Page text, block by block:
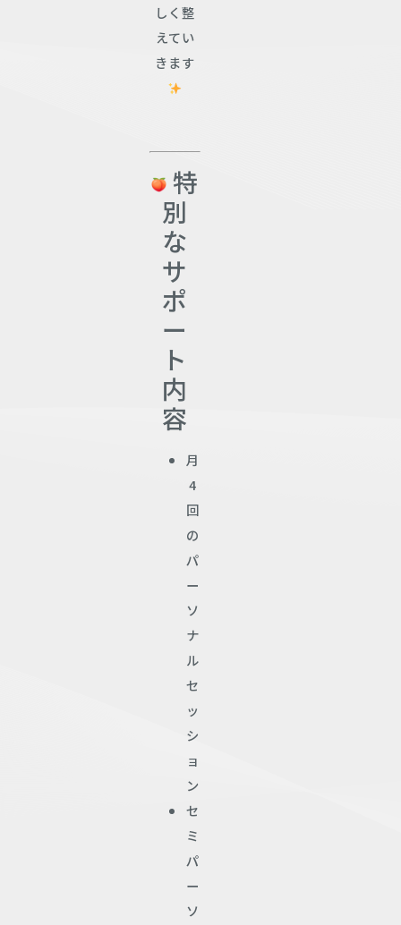
しく整
えてい
きます
特
別
な
サ
ポ
ー
ト
内
容
月
4
回
の
パ
ー
ソ
ナ
ル
セ
ッ
シ
ョ
ン
セ
ミ
パ
ー
ソ